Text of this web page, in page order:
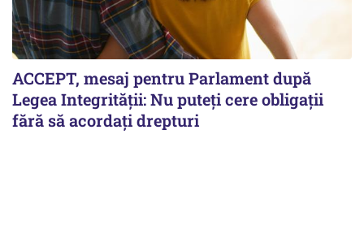
ACCEPT, mesaj pentru Parlament după
Legea Integrității: Nu puteți cere obligații
fără să acordați drepturi